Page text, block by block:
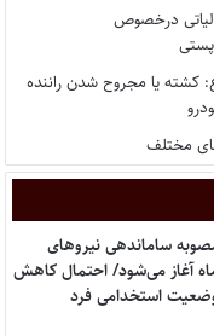
درخصوص
یا مجروح شدن راننده
مختلف
ساماندهی نیروهای
آغاز می‌شود/ احتمال کاهش
وضعیت استخدامی فرد